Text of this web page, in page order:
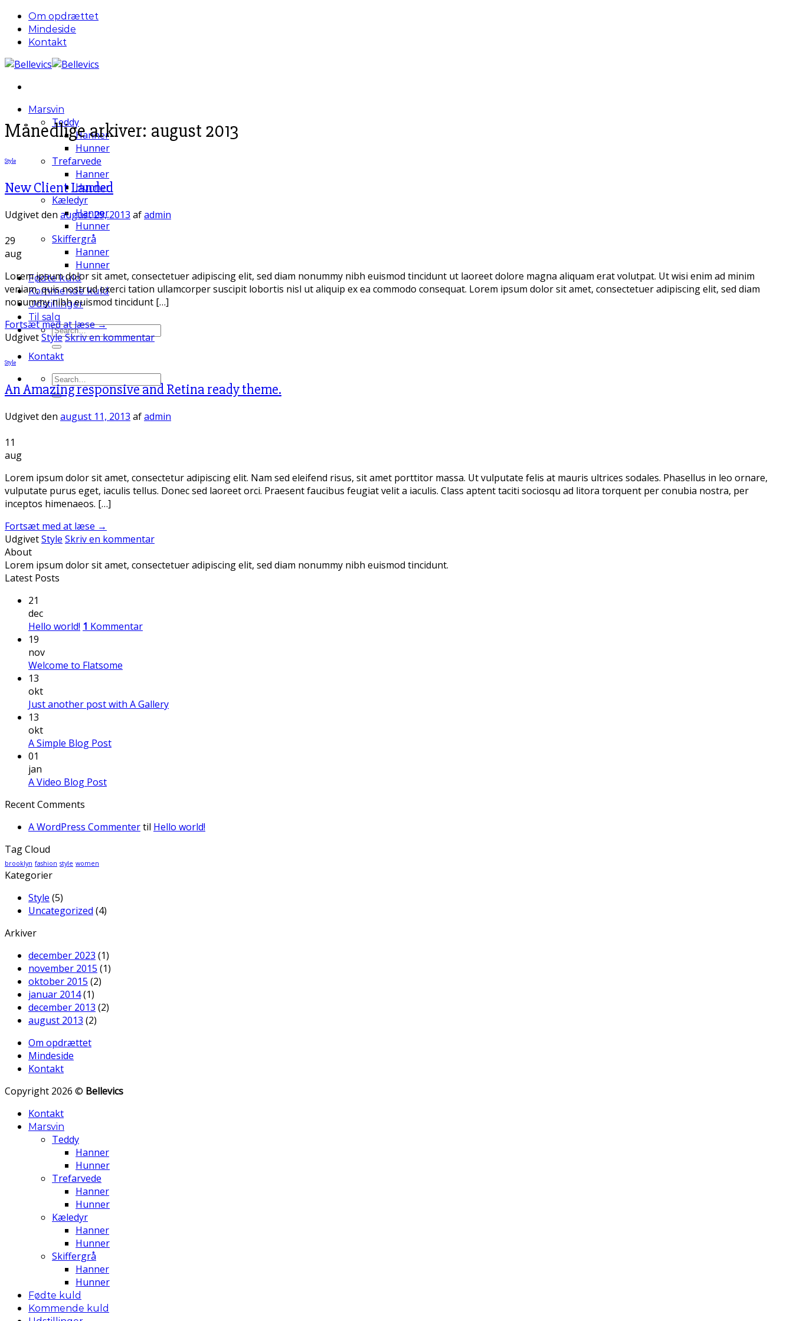
Fortsæt
indhold
Om opdrættet
Mindeside
Kontakt
Marsvin
Teddy
Hanner
Hunner
Trefarvede
Hanner
Hunner
Kæledyr
Hanner
Hunner
Skiffergrå
Hanner
Hunner
Fødte kuld
Kommende kuld
Udstillinger
Til salg
Search
for:
Kontakt
Search
for:
Månedlige arkiver: august 2013
Style
New Client Landed
Udgivet den august 29, 2013 afadmin
29
aug
Lorem ipsum dolor sit amet, consectetuer adipiscing elit, sed diam nonummy nibh euismod tincidunt ut laoreet dolore magna aliquam erat volutpat. Ut wisi enim ad minim
veniam, quis nostrud exerci tation ullamcorper suscipit lobortis nisl ut aliquip ex ea commodo consequat. Lorem ipsum dolor sit amet, consectetuer adipiscing elit, sed diam
nonummy nibh euismod tincidunt […]
Fortsæt med at læse→
UdgivetStyleSkriv en kommentar
Style
An Amazing responsive and Retina ready theme.
Udgivet den august 11, 2013 afadmin
11
aug
Lorem ipsum dolor sit amet, consectetur adipiscing elit. Nam sed eleifend risus, sit amet porttitor massa. Ut vulputate felis at mauris ultrices sodales. Phasellus in leo ornare,
vulputate purus eget, iaculis tellus. Donec sed laoreet orci. Praesent faucibus feugiat velit a iaculis. Class aptent taciti sociosqu ad litora torquent per conubia nostra, per
inceptos himenaeos. […]
Fortsæt med at læse →
UdgivetStyle Skriv en kommentar
About
Lorem ipsum dolor sit amet, consectetuer adipiscing elit, sed diam nonummy nibh euismod tincidunt.
Latest Posts
21
dec
Hello world! 1 Kommentar
19
nov
Welcome to Flatsome
13
okt
Just another post with A Gallery
13
okt
A Simple Blog Post
01
jan
A Video Blog Post
Recent Comments
A WordPress Commentertil Hello world!
Tag Cloud
brooklyn fashion style women
Kategorier
Style (5)
Uncategorized (4)
Arkiver
december 2023 (1)
november 2015 (1)
oktober 2015 (2)
januar 2014(1)
december 2013 (2)
august 2013 (2)
Om opdrættet
Mindeside
Kontakt
Copyright 2026 © Bellevics
Kontakt
Marsvin
Teddy
Hanner
Hunner
Trefarvede
Hanner
Hunner
Kæledyr
Hanner
Hunner
Skiffergrå
Hanner
Hunner
Fødte kuld
Kommende kuld